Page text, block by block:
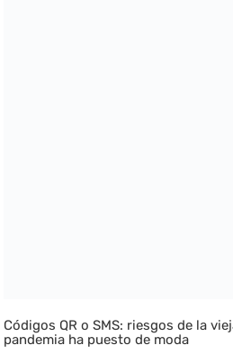
Códigos QR o SMS: riesgos de la
pandemia ha puesto de moda